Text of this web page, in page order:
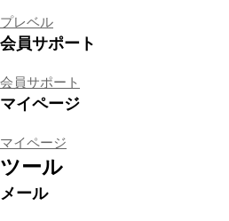
プレベル
会員サポート
会員サポート
マイページ
マイページ
ツール
メール